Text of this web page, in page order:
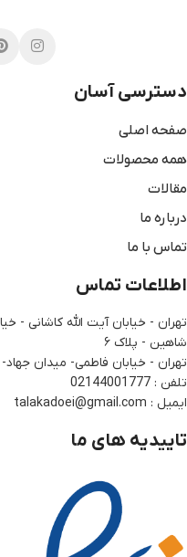
دسترسی آسان
صفحه اصلی
همه محصولات
مقالات
درباره ما
تماس با ما
اطلاعات تماس
تهران - خیابان آیت الله کاشانی -
شاهین - پلاک ۶
تهران - خیابان فاطمی- میدان جهاد-
تلفن : 02144001777
ایمیل : talakadoei@gmail.com
تاییدیه های ما